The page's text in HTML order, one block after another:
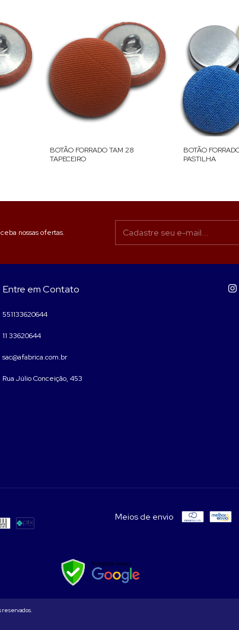
BOTÃO FORRADO TAM 28
TAPECEIRO
BOTÃO
PASTILHA
nossas ofertas.
Entre em Contato
551133620644
11 33620644
sac@afabrica.com.br
Rua Júlio Conceição, 453
Meios de envio